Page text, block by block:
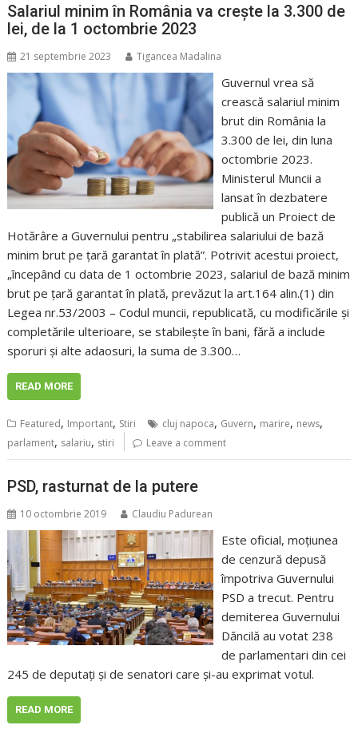
Salariul minim în România va crește la 3.300 de
lei, de la 1 octombrie 2023
21 septembrie 2023 Tigancea Madalina
Guvernul vrea să
crească salariul minim
brut din România la
3.300 de lei, din luna
octombrie 2023.
Ministerul Muncii a
lansat în dezbatere
publică un Proiect de
Hotărâre a Guvernului pentru „stabilirea salariului de bază
minim brut pe ţară garantat în plată”. Potrivit acestui proiect,
„începând cu data de 1 octombrie 2023, salariul de bază minim
brut pe ţară garantat în plată, prevăzut la art.164 alin.(1) din
Legea nr.53/2003 – Codul muncii, republicată, cu modificările şi
completările ulterioare, se stabileşte în bani, fără a include
sporuri şi alte adaosuri, la suma de 3.300…
READ MORE
Featured, Important, Stiri cluj napoca, Guvern, marire, news,
parlament, salariu, stiri Leave a comment
PSD, rasturnat de la putere
10 octombrie 2019 Claudiu Padurean
Este oficial, moţiunea
de cenzură depusă
împotriva Guvernului
PSD a trecut. Pentru
demiterea Guvernului
Dăncilă au votat 238
de parlamentari din cei
245 de deputaţi şi de senatori care şi-au exprimat votul.
READ MORE